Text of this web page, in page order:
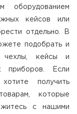
кейсов или
отдельно. В
подобрать и
чехлы, кейсы и
приборов. Если
получить
которые
с нашими